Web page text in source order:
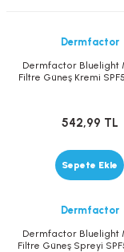
Dermfactor
Dermfactor Bluelight
Filtre Güneş Kremi
542,99 TL
Sepete Ekle
Dermfactor
Dermfactor Bluelight
Filtre Güneş Spreyi